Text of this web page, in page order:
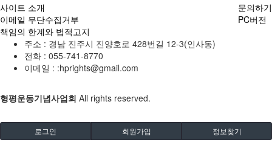
사이트 소개
이메일 무단수집거부
책임의 한계와 법적고지
문의하기
PC버전
주소 : 경남 진주시 진양호로 428번길 12-3(인사동)
전화 : 055-741-8770
이메일 : :hprights@gmail.com
형평운동기념사업회 All rights reserved.
로그인 회원가입 정보찾기